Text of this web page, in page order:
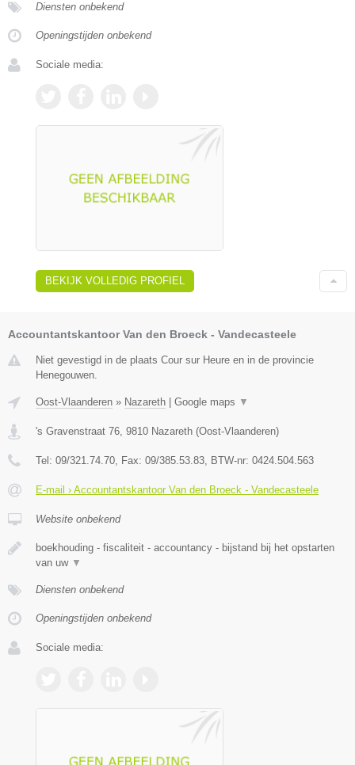
Diensten onbekend
Openingstijden onbekend
Sociale media:
BEKIJK VOLLEDIG PROFIEL
Accountantskantoor Van den Broeck - Vandecasteele
Niet gevestigd in de plaats Cour sur Heure en in de provincie
Henegouwen.
Oost-Vlaanderen » Nazareth Google maps ▼
's Gravenstraat 76 9810 Nazareth (Oost-Vlaanderen)
Tel: 09/321.74.70 , Fax: 09/385.53.83 , BTW-nr: 0424.504.563
E-mail › Accountantskantoor Van den Broeck - Vandecasteele
Website onbekend
boekhouding - fiscaliteit - accountancy - bijstand bij het opstarten
van uw ▼
Diensten onbekend
Openingstijden onbekend
Sociale media: